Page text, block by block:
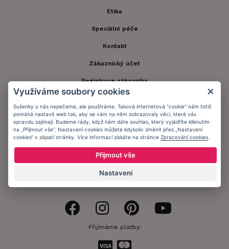
Etika
Speciální péče
Kontakt
Zákaznický účet
Registrace zákazníka
Doprava a platba
Obchodní podmínky
Ochrana osobních údajů
Přijímáme platby:
Využíváme soubory cookies
Sušenky u nás nepečeme, ale používáme. Taková internetová "cookie" nám totiž
pomáhá nastavit web tak, aby se vám na něm zobrazovaly věci, které vás
opravdu zajímají. Budeme rády, když nám dáte souhlas, který vyjádříte kliknutím
na „Přijmout vše“. Nastavení cookies můžete kdykoliv změnit přes „Nastavení
cookies“ v zápatí stránky. Více informací získáte na stránce Zpracování cookies
Přijmout vše
Nastavení